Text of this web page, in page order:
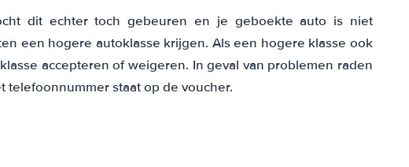
dit echter toch gebeuren en je geboekte auto is niet
een hogere autoklasse krijgen. Als een hogere klasse ook
accepteren of weigeren. In geval van problemen raden
telefoonnummer staat op de voucher.